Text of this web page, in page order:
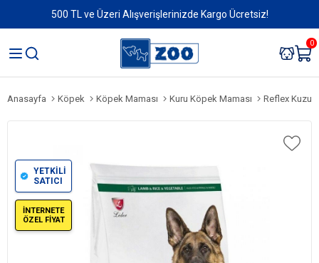
500 TL ve Üzeri Alışverişlerinizde Kargo Ücretsiz!
0
Anasayfa Köpek Köpek Maması Kuru Köpek Maması Reflex Kuzu
YETKİLİ
SATICI
İNTERNETE
ÖZEL FİYAT